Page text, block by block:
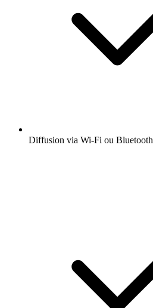
Diffusion via Wi-Fi ou Bluetooth